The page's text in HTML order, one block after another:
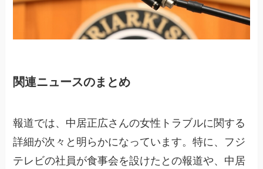
関連ニュースのまとめ
報道では、中居正広さんの女性トラブルに関する
詳細が次々と明らかになっています。特に、フジ
テレビの社員が食事会を設けたとの報道や、中居